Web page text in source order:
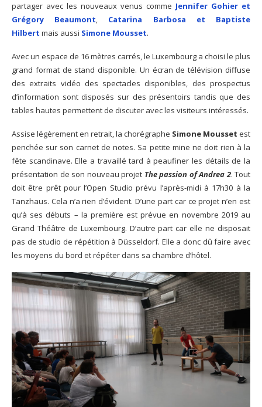
partager avec les nouveaux venus comme Jennifer Gohier et
Grégory Beaumont, Catarina Barbosa et Baptiste
Hilbert mais aussi Simone Mousset.
Avec un espace de 16 mètres carrés, le Luxembourg a choisi le plus
grand format de stand disponible. Un écran de télévision diffuse
des extraits vidéo des spectacles disponibles, des prospectus
d’information sont disposés sur des présentoirs tandis que des
tables hautes permettent de discuter avec les visiteurs intéressés.
Assise légèrement en retrait, la chorégraphe Simone Mousset est
penchée sur son carnet de notes. Sa petite mine ne doit rien à la
fête scandinave. Elle a travaillé tard à peaufiner les détails de la
présentation de son nouveau projet The passion of Andrea 2. Tout
doit être prêt pour l’Open Studio prévu l’après-midi à 17h30 à la
Tanzhaus. Cela n’a rien d’évident. D’une part car ce projet n’en est
qu’à ses débuts – la première est prévue en novembre 2019 au
Grand Théâtre de Luxembourg. D’autre part car elle ne disposait
pas de studio de répétition à Düsseldorf. Elle a donc dû faire avec
les moyens du bord et répéter dans sa chambre d’hôtel.